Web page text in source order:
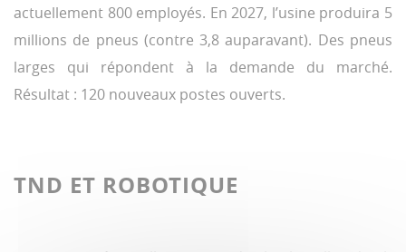
actuellement 800 employés. En 2027, l’usine produira 5
millions de pneus (contre 3,8 auparavant). Des pneus
larges qui répondent à la demande du marché.
Résultat : 120 nouveaux postes ouverts.
TND ET ROBOTIQUE